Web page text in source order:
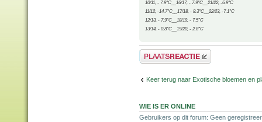
10/11, - 7.9°C__16/17, - 7.9°C__21/22, -6.9°C
11/12, -14.7°C__17/18, - 8.3°C__22/23, -7.1°C
12/13, - 7.9°C__18/19, - 7.5°C
13/14, - 0.8°C__19/20, - 2.8°C
Plaats een reactie
Keer terug naar Exotische bloemen en
WIE IS ER ONLINE
Gebruikers op dit forum: Geen